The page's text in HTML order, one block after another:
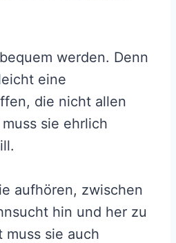
werden. Denn
eine
die nicht allen
sie ehrlich
aufhören, zwischen
hin und her zu
sie auch